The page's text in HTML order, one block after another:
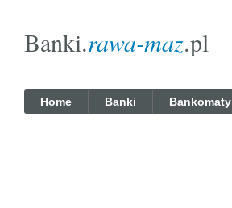
Banki.rawa-maz.pl
Home Banki Bankomaty